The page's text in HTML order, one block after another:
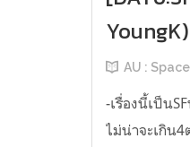
AU : Space
-เรื่องนี้เป็น
ไม่น่าจะเกิน